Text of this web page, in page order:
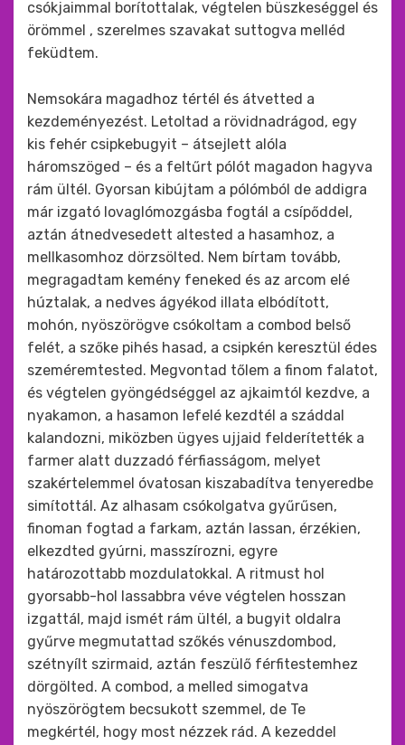
csókjaimmal borítottalak, végtelen büszkeséggel és
örömmel , szerelmes szavakat suttogva melléd
feküdtem.
Nemsokára magadhoz tértél és átvetted a
kezdeményezést. Letoltad a rövidnadrágod, egy
kis fehér csipkebugyit – átsejlett alóla
háromszöged – és a feltűrt pólót magadon hagyva
rám ültél. Gyorsan kibújtam a pólómból de addigra
már izgató lovaglómozgásba fogtál a csípőddel,
aztán átnedvesedett altested a hasamhoz, a
mellkasomhoz dörzsölted. Nem bírtam tovább,
megragadtam kemény feneked és az arcom elé
húztalak, a nedves ágyékod illata elbódított,
mohón, nyöszörögve csókoltam a combod belső
felét, a szőke pihés hasad, a csipkén keresztül édes
szeméremtested. Megvontad tőlem a finom falatot,
és végtelen gyöngédséggel az ajkaimtól kezdve, a
nyakamon, a hasamon lefelé kezdtél a száddal
kalandozni, miközben ügyes ujjaid felderítették a
farmer alatt duzzadó férfiasságom, melyet
szakértelemmel óvatosan kiszabadítva tenyeredbe
simítottál. Az alhasam csókolgatva gyűrűsen,
finoman fogtad a farkam, aztán lassan, érzékien,
elkezdted gyúrni, masszírozni, egyre
határozottabb mozdulatokkal. A ritmust hol
gyorsabb-hol lassabbra véve végtelen hosszan
izgattál, majd ismét rám ültél, a bugyit oldalra
gyűrve megmutattad szőkés vénuszdombod,
szétnyílt szirmaid, aztán feszülő férfitestemhez
dörgölted. A combod, a melled simogatva
nyöszörögtem becsukott szemmel, de Te
megkértél, hogy most nézzek rád. A kezeddel